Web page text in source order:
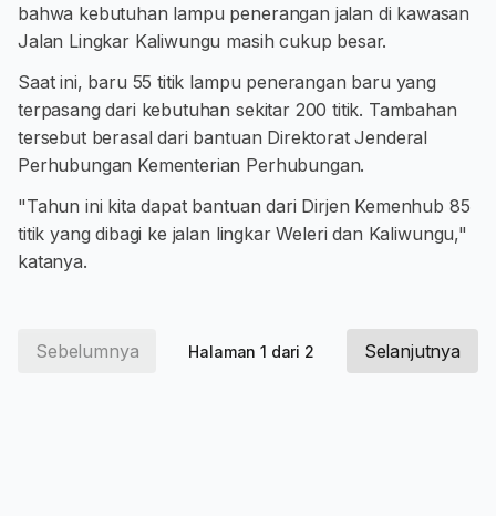
bahwa kebutuhan lampu penerangan jalan di kawasan
Jalan Lingkar Kaliwungu masih cukup besar.
Saat ini, baru 55 titik lampu penerangan baru yang
terpasang dari kebutuhan sekitar 200 titik. Tambahan
tersebut berasal dari bantuan Direktorat Jenderal
Perhubungan Kementerian Perhubungan.
"Tahun ini kita dapat bantuan dari Dirjen Kemenhub 85
titik yang dibagi ke jalan lingkar Weleri dan Kaliwungu,"
katanya.
Sebelumnya Halaman 1 dari 2 Selanjutnya